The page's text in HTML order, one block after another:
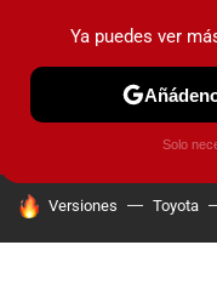
PRUEBAS
HOY SE HABLA DE
Versiones Toyota
Ya puedes ver
Solo